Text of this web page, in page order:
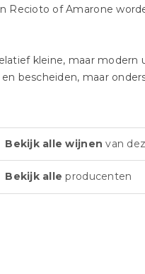
Recioto of Amarone
kleine, maar
bescheiden, maar
Bekijk alle wijnen van
Bekijk alle producenten